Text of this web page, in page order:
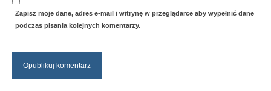
Zapisz moje dane, adres e-mail i witrynę w przeglądarce aby wypełnić dane
podczas pisania kolejnych komentarzy.